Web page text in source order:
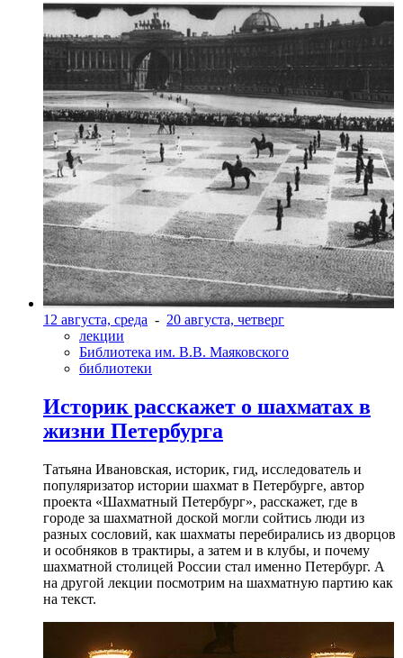
12 августа, среда - 20 августа, четверг
лекции
Библиотека им. В.В. Маяковского
библиотеки
Историк расскажет о шахматах в
жизни Петербурга
Татьяна Ивановская, историк, гид, исследователь и
популяризатор истории шахмат в Петербурге, автор
проекта «Шахматный Петербург», расскажет, где в
городе за шахматной доской могли сойтись люди из
разных сословий, как шахматы перебирались из дворцов
и особняков в трактиры, а затем и в клубы, и почему
шахматной столицей России стал именно Петербург. А
на другой лекции посмотрим на шахматную партию как
на текст.